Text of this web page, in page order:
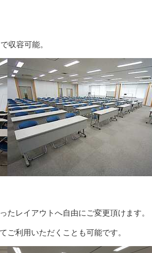
収容可能。
たレイアウトへ自由にご変更頂けます。
ご利用いただくことも可能です。